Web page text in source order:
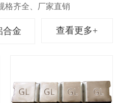
格齐全、厂家直销
合金 查看更多+